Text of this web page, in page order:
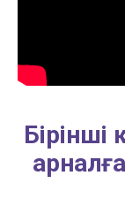
Бірінші